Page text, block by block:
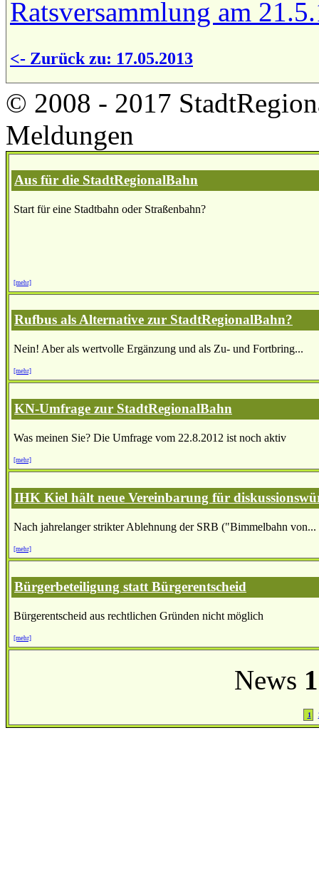
Ratsversammlung am
<- Zurück zu: 17.05.2013
© 2008 - 2017
Meldungen
Aus für die StadtRegionalBahn
Start für eine Stadtbahn oder Straßenbahn?
[mehr]
Rufbus als Alternative zur StadtRegionalBahn?
Nein! Aber als wertvolle Ergänzung und als Zu- und Fortbring...
[mehr]
KN-Umfrage zur StadtRegionalBahn
Was meinen Sie? Die Umfrage vom 22.8.2012 ist noch aktiv
[mehr]
IHK Kiel hält neue Vereinbarung für
Nach jahrelanger strikter Ablehnung der SRB ("Bimmelbahn von...
[mehr]
Bürgerbeteiligung statt Bürgerentscheid
Bürgerentscheid aus rechtlichen Gründen nicht möglich
[mehr]
News
1